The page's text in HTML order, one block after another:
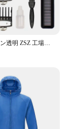
just a
a wide
you're a
this tool's
projects.
barikan
that
Makita
F70 新デザイン透明 ZSZ 工場価格充電式 OEM/ODM 卸売 LED ディスプレイ電気プロフェッショナル ヘア クリップ